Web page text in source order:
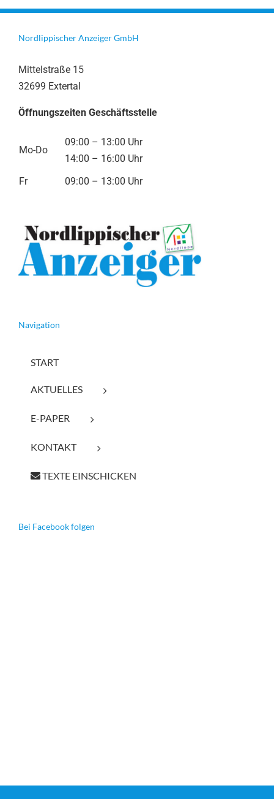
Nordlippischer Anzeiger GmbH
Mittelstraße 15
32699 Extertal
Öffnungszeiten Geschäftsstelle
Mo-Do
09:00 – 13:00 Uhr
14:00 – 16:00 Uhr
Fr
09:00 – 13:00 Uhr
Navigation
START
AKTUELLES
E-PAPER
KONTAKT
TEXTE EINSCHICKEN
Bei Facebook folgen